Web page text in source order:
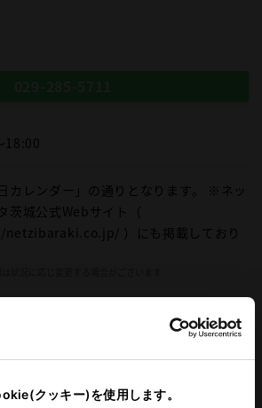
クッキー)を使用します。
18:00
日カレンダー」の通りとなります。 ※ネッ
茨城公式Webサイト（
）にも掲載しており
扱店